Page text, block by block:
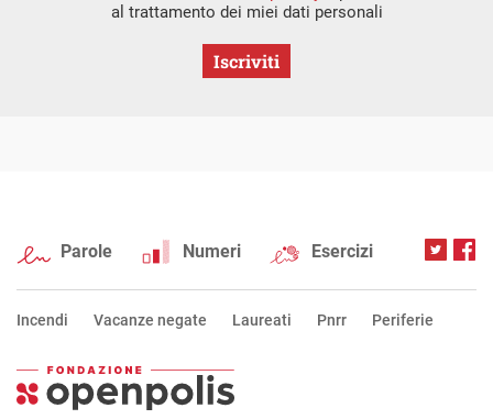
al trattamento dei miei dati personali
Iscriviti
Parole Numeri Esercizi
Incendi Vacanze negate Laureati Pnrr Periferie